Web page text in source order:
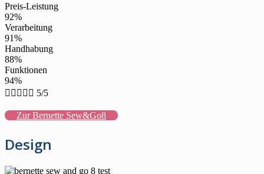
Preis-Leistung
92%
Verarbeitung
91%
Handhabung
88%
Funktionen
94%
     5/5
Zur Bernette Sew&Go8
Design